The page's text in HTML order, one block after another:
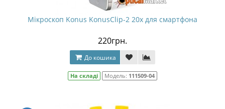
Мікроскоп Konus KonusClip-2 20x для смартфона
220грн.
До кошика
На складі Модель: 111509-04